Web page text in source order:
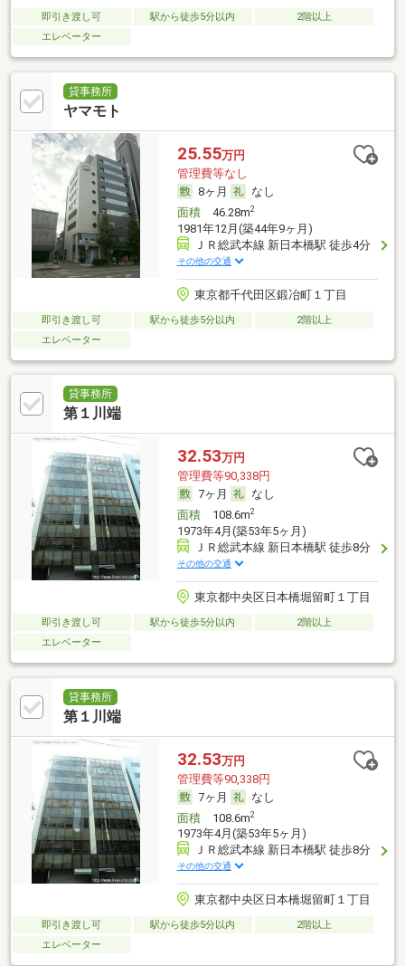
即引き渡し可 駅から徒歩5分以内
2階以上
エレベーター
貸事務所
ヤマモト
25.55万円
管理費等なし
8ヶ月
なし
面積46.28m2
1981年12月(築44年9ヶ月)
ＪＲ総武本線 新日本橋駅 徒歩4分
その他の交通
東京都千代田区鍛冶町１丁目
即引き渡し可 駅から徒歩5分以内
2階以上
エレベーター
貸事務所
第１川端
32.53万円
管理費等90,338円
7ヶ月
なし
面積108.6m2
1973年4月(築53年5ヶ月)
ＪＲ総武本線 新日本橋駅 徒歩8分
その他の交通
東京都中央区日本橋堀留町１丁目
即引き渡し可 駅から徒歩5分以内
2階以上
エレベーター
貸事務所
第１川端
32.53万円
管理費等90,338円
7ヶ月
なし
面積108.6m2
1973年4月(築53年5ヶ月)
ＪＲ総武本線 新日本橋駅 徒歩8分
その他の交通
東京都中央区日本橋堀留町１丁目
即引き渡し可 駅から徒歩5分以内
2階以上
エレベーター